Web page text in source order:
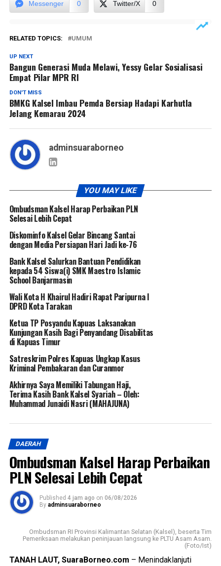
Messenger 0 Twitter/X 0
RELATED TOPICS: UMUM
UP NEXT
Bangun Generasi Muda Melawi, Yessy Gelar Sosialisasi
Empat Pilar MPR RI
DON'T MISS
BMKG Kalsel Imbau Pemda Bersiap Hadapi Karhutla
Jelang Kemarau 2024
adminsuaraborneo
YOU MAY LIKE
Ombudsman Kalsel Harap Perbaikan PLN
Selesai Lebih Cepat
Diskominfo Kalsel Gelar Bincang Santai
dengan Media Persiapan Hari Jadi ke-76
Bank Kalsel Salurkan Bantuan Pendidikan
kepada 54 Siswa(i) SMK Maestro Islamic
School Banjarmasin
Wali Kota H Khairul Hadiri Rapat Paripurna I
DPRD Kota Tarakan
Ketua TP Posyandu Kapuas Laksanakan
Kunjungan Kasih Bagi Penyandang Disabilitas
di Kapuas Timur
Satreskrim Polres Kapuas Ungkap Kasus
Kriminal Pembakaran dan Curanmor
Akhirnya Saya Memiliki Tabungan Haji,
Terima Kasih Bank Kalsel Syariah – Oleh:
Muhammad Junaidi Nasri (MAHAJUNA)
DAERAH
Ombudsman Kalsel Harap Perbaikan
PLN Selesai Lebih Cepat
Published 4 jam ago on 06/08/2026
By adminsuaraborneo
Ombudsman RI Provinsi Kalimantan Selatan (Kalsel), beserta Tim
Pemeriksaan melakukan peninjauan langsung ke PLTU Asam Asam.
(Foto/Ist)
TANAH LAUT, SuaraBorneo.com – Menindaklanjuti